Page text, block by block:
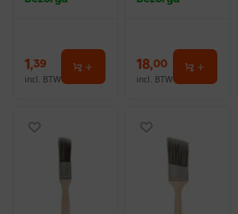
1,39
incl. BTW
18,00
incl. BTW